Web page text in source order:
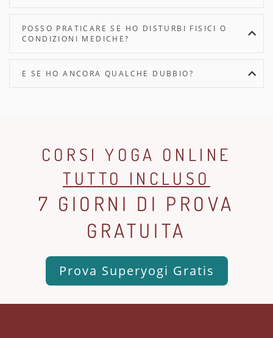
POSSO PRATICARE SE HO DISTURBI FISICI O
CONDIZIONI MEDICHE?
E SE HO ANCORA QUALCHE DUBBIO?
CORSI YOGA ONLINE
TUTTO INCLUSO
7 GIORNI DI PROVA
GRATUITA
Prova Superyogi Gratis